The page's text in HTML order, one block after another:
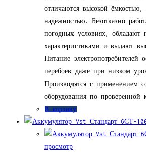
отличаются высокой ёмкостью,
надёжностью. Безотказно
погодных условиях, обладают
характеристиками и выдают
Питание электропотребителей
перебоев даже при низком
Производятся с применением
оборудования по проверенной
В корзину
просмотр